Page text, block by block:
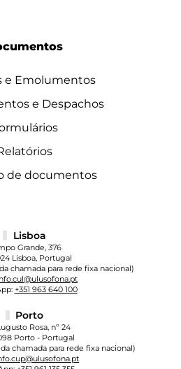
e Emolumentos
e Despachos
de documentos
Lisboa
Grande, 376
Lisboa, Portugal
chamada para rede fixa nacional)
+351 963 640 100
Porto
Rosa, nº 24
Porto - Portugal
chamada para rede fixa nacional)